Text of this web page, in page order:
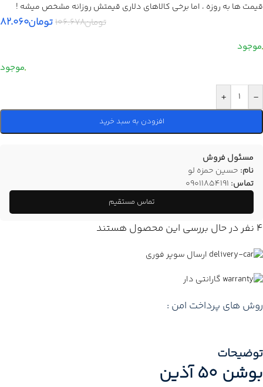
قیمت ها به روزه ، اما برخی کالاهای دلاری قیمتش روزانه مشخص میشه !
تومان۱۰۶.۶۷۸تومان۸۲.۰۶۰
-
+
افزودن به سبد خرید
مسئول فروش
نام: حسین حمزه لو
تماس: 09011854191
تماس مستقیم
4 نفر در حال بررسی این محصول هستند
ارسال سوپر فوری
گارانتی دار
روش های پرداخت امن :
توضیحات
بوشن 50 آذین